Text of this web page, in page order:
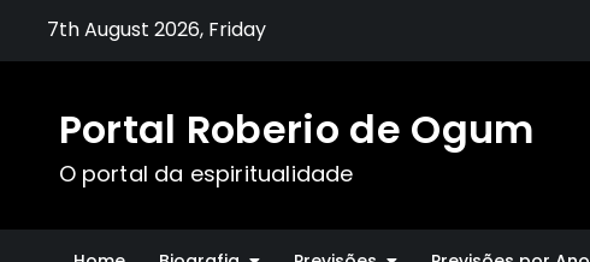
7th August 2026, Friday
Portal Roberio de Ogum
O portal da espiritualidade